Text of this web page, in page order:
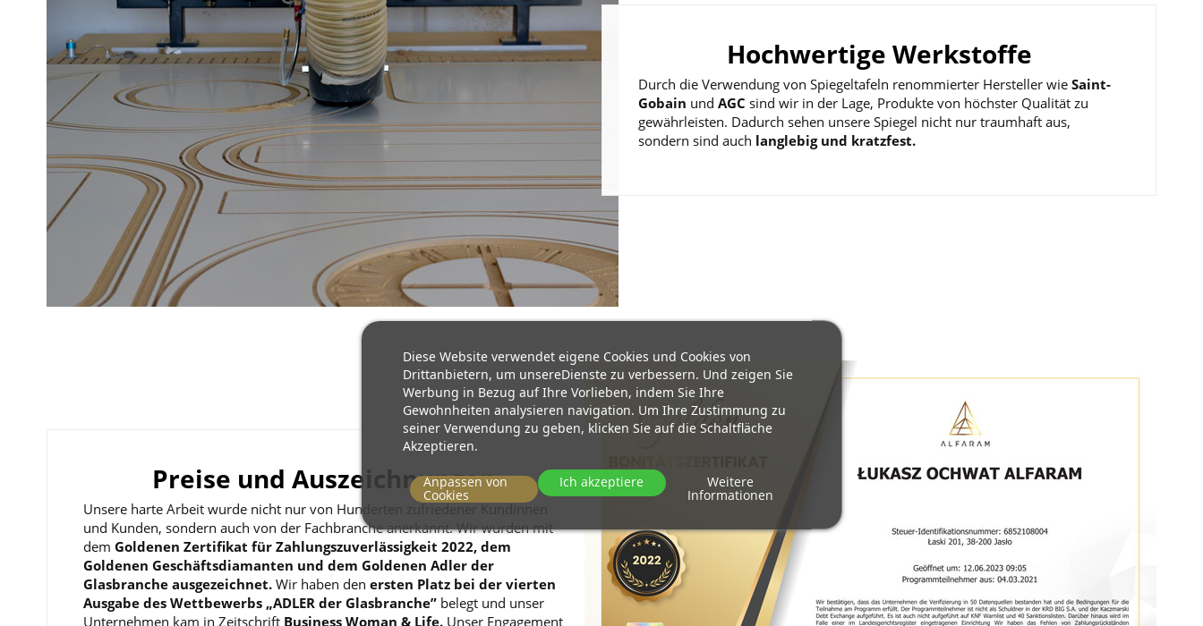
Hochwertige Werkstoffe
Durch die Verwendung von Spiegeltafeln renommierter Hersteller wie Saint-
Gobain und AGC sind wir in der Lage, Produkte von höchster Qualität zu
gewährleisten. Dadurch sehen unsere Spiegel nicht nur traumhaft aus,
sondern sind auch langlebig und kratzfest.
Preise und Auszeichnungen
Unsere harte Arbeit wurde nicht nur von Hunderten zufriedener Kundinnen
und Kunden, sondern auch von der Fachbranche anerkannt. Wir wurden mit
dem Goldenen Zertifikat für Zahlungszuverlässigkeit 2022, dem
Goldenen Geschäftsdiamanten und dem Goldenen Adler der
Glasbranche ausgezeichnet. Wir haben den ersten Platz bei der vierten
Ausgabe des Wettbewerbs „ADLER der Glasbranche” belegt und unser
Unternehmen kam in Zeitschrift Business Woman & Life. Unser Engagement
Diese Website verwendet eigene Cookies und Cookies von
Drittanbietern, um unsereDienste zu verbessern. Und zeigen Sie
Werbung in Bezug auf Ihre Vorlieben, indem Sie Ihre
Gewohnheiten analysieren navigation. Um Ihre Zustimmung zu
seiner Verwendung zu geben, klicken Sie auf die Schaltfläche
Akzeptieren.
Weitere
Informationen
Anpassen von
Cookies
Ich akzeptiere